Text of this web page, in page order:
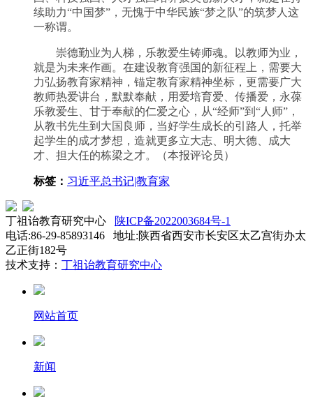
续助力“中国梦”，无愧于中华民族“梦之队”的筑梦人这
一称谓。
崇德勤业为人梯，乐教爱生铸师魂。以教师为业，
就是为未来作画。在建设教育强国的新征程上，需要大
力弘扬教育家精神，锚定教育家精神坐标，更需要广大
教师热爱讲台，默默奉献，用爱培育爱、传播爱，永葆
乐教爱生、甘于奉献的仁爱之心，从“经师”到“人师”，
从教书先生到大国良师，当好学生成长的引路人，托举
起学生的成才梦想，造就更多立大志、明大德、成大
才、担大任的栋梁之才。（本报评论员）
标签： 习近平总书记|教育家
丁祖诒教育研究中心
陕ICP备2022003684号-1
电话:86-29-85893146 地址:陕西省西安市长安区太乙宫街办太
乙正街182号
技术支持： 丁祖诒教育研究中心
网站首页
新闻